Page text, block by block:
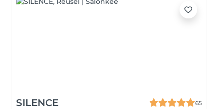
SILENCE
65